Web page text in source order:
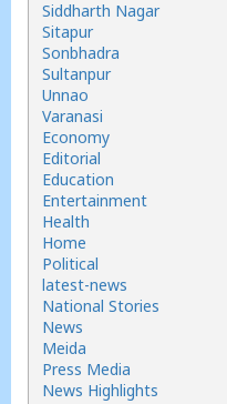
Siddharth Nagar
Sitapur
Sonbhadra
Sultanpur
Unnao
Varanasi
Economy
Editorial
Education
Entertainment
Health
Home
Political
latest-news
National Stories
News
Meida
Press Media
News Highlights